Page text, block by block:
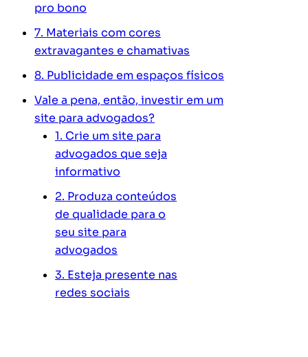
pro bono
7. Materiais com cores
extravagantes e chamativas
8. Publicidade em espaços físicos
Vale a pena, então, investir em um
site para advogados?
1. Crie um site para
advogados que seja
informativo
2. Produza conteúdos
de qualidade para o
seu site para
advogados
3. Esteja presente nas
redes sociais